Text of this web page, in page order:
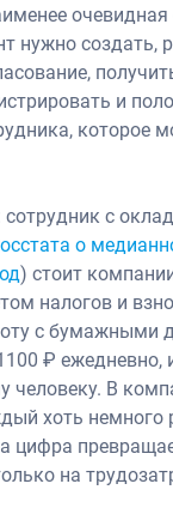
очевидная
нужно создать,
и
которое
с
о
) стоит
налогов и
с бумажными
₽ ежедневно,
человеку. В
хоть немного
цифра
на